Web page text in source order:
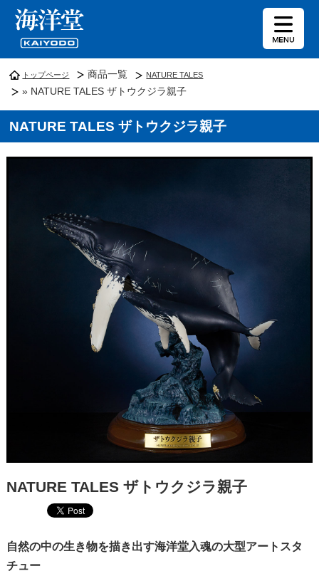
トップページ 商品一覧 NATURE TALES
» NATURE TALES ザトウクジラ親子
NATURE TALES ザトウクジラ親子
NATURE TALES ザトウクジラ親子
自然の中の生き物を描き出す海洋堂入魂の大型アートスタ
チュー